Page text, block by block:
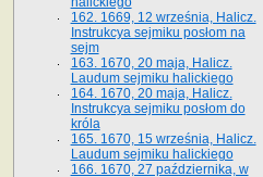
162. 1669, 12 września, Halicz.
Instrukcya sejmiku posłom na
sejm
163. 1670, 20 maja, Halicz.
Laudum sejmiku halickiego
164. 1670, 20 maja, Halicz.
Instrukcya sejmiku posłom do
króla
165. 1670, 15 września, Halicz.
Laudum sejmiku halickiego
166. 1670, 27 października, w